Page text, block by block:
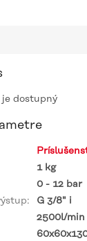
dostupný
1 kg
0 - 12 bar
:
G 3/8" i
2500l/min